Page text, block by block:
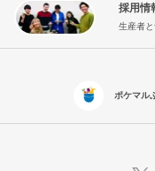
採用情
生産者
ポケマル